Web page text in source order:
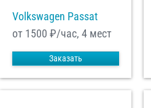
Volkswagen Passat
от 1500 ₽/час, 4 мест
Заказать